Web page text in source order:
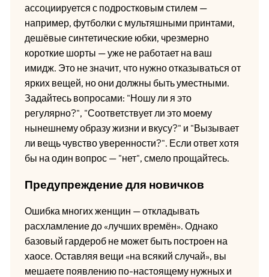
ассоциируется с подростковым стилем —
например, футболки с мультяшными принтами,
дешёвые синтетические юбки, чрезмерно
короткие шорты — уже не работает на ваш
имидж. Это не значит, что нужно отказываться от
ярких вещей, но они должны быть уместными.
Задайтесь вопросами: "Ношу ли я это
регулярно?", "Соответствует ли это моему
нынешнему образу жизни и вкусу?" и "Вызывает
ли вещь чувство уверенности?". Если ответ хотя
бы на один вопрос — "нет", смело прощайтесь.
Предупреждение для новичков
Ошибка многих женщин — откладывать
расхламление до «лучших времён». Однако
базовый гардероб не может быть построен на
хаосе. Оставляя вещи «на всякий случай», вы
мешаете появлению по-настоящему нужных и